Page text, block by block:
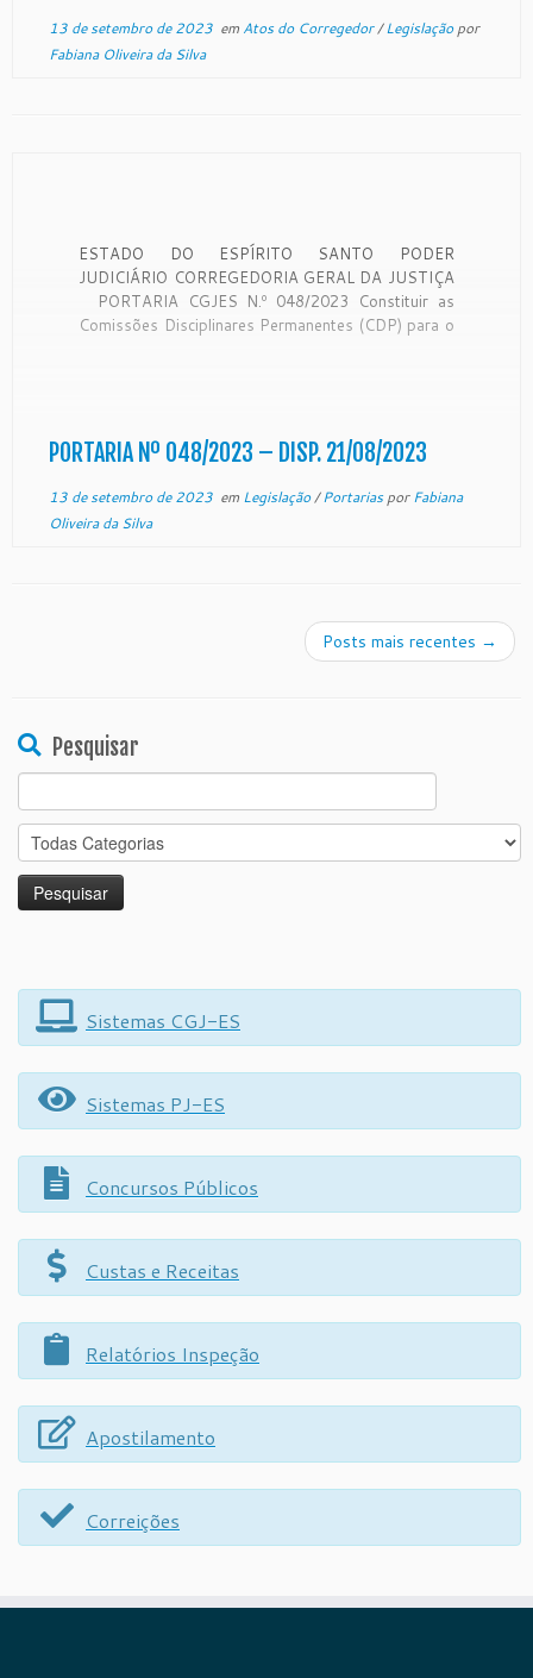
13 de setembro de 2023em Atos do Corregedor/Legislaçãopor
Fabiana Oliveira da Silva
ESTADO DO ESPÍRITO SANTO PODER
JUDICIÁRIO CORREGEDORIA GERAL DA JUSTIÇA
PORTARIA CGJES N.º 048/2023 Constituir as
Comissões Disciplinares Permanentes (CDP) para o
[…]
PORTARIA Nº 048/2023 – DISP. 21/08/2023
13 de setembro de 2023em Legislação/PortariasporFabiana
Oliveira da Silva
Posts mais recentes →
Pesquisar
for:
Sistemas CGJ-ES
Sistemas PJ-ES
Concursos Públicos
Custas e Receitas
Relatórios Inspeção
Apostilamento
Correições